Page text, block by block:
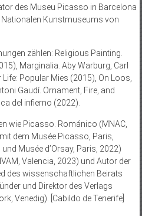
des Museu Picasso in Barcelona
Kunstmuseums von
zählen: Religious Painting.
Marginalia. Aby Warburg, Carl
Popular Mies (2015), On Loos,
Gaudí. Ornament, Fire, and
del infierno (2022).
wie Picasso. Románico (MNAC,
dem Musée Picasso, Paris,
Musée d’Orsay, Paris, 2022)
Valencia, 2023) und Autor der
des wissenschaftlichen Beirats
und Direktor des Verlags
Venedig). [Cabildo de Tenerife]